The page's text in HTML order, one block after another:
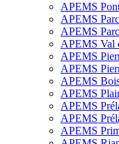
APEMS
APEMS Parc
APEMS
APEMS Val
APEMS
APEMS
APEMS
APEMS
APEMS
APEMS
APEMS